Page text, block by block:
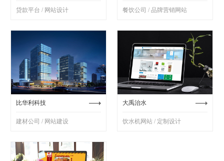
贷款平台 / 网站设计 餐饮公司 / 品牌营销网站
比华利科技
建材公司 / 网站建设
大禹治水
饮水机网站 / 定制设计